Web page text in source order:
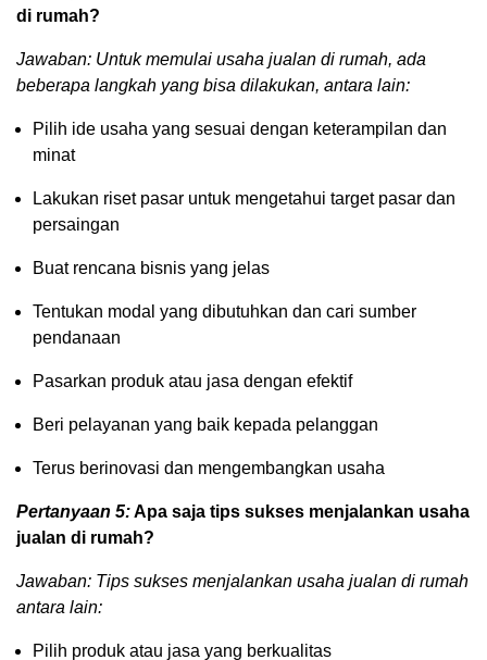
di rumah?
Jawaban: Untuk memulai usaha jualan di rumah, ada
beberapa langkah yang bisa dilakukan, antara lain:
Pilih ide usaha yang sesuai dengan keterampilan dan
minat
Lakukan riset pasar untuk mengetahui target pasar dan
persaingan
Buat rencana bisnis yang jelas
Tentukan modal yang dibutuhkan dan cari sumber
pendanaan
Pasarkan produk atau jasa dengan efektif
Beri pelayanan yang baik kepada pelanggan
Terus berinovasi dan mengembangkan usaha
Pertanyaan 5:Apa saja tips sukses menjalankan usaha
jualan di rumah?
Jawaban: Tips sukses menjalankan usaha jualan di rumah
antara lain:
Pilih produk atau jasa yang berkualitas